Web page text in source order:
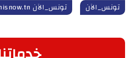
تونس_الآن
تونس_الآن tunisnow.tn